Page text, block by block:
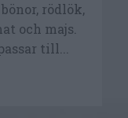
rödlök,
och majs.
till...